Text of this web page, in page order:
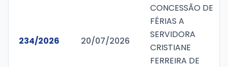
234/2026 20/07/2026
CONCESSÃO DE
FÉRIAS A
SERVIDORA
CRISTIANE
FERREIRA DE